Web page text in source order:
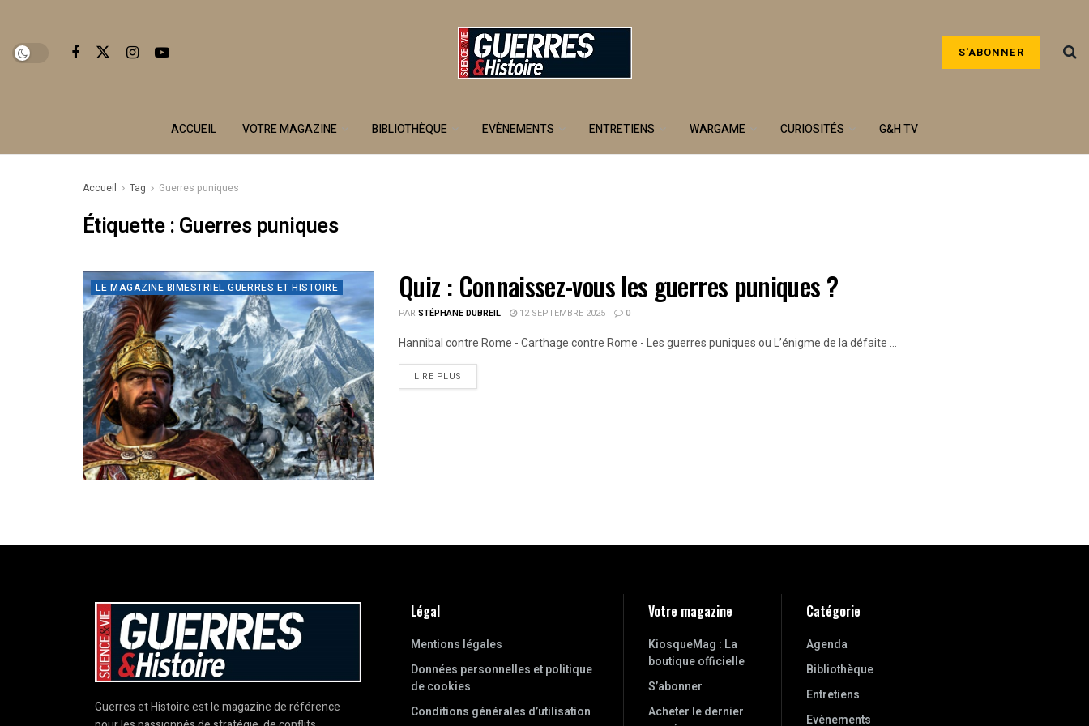
S'ABONNER
ACCUEIL VOTRE MAGAZINE BIBLIOTHÈQUE EVÈNEMENTS ENTRETIENS WARGAME CURIOSITÉS G&H TV
Accueil Tag Guerres puniques
Étiquette :Guerres puniques
LE MAGAZINE BIMESTRIEL GUERRES ET HISTOIRE Quiz : Connaissez-vous les guerres puniques ?
PAR STÉPHANE DUBREIL 12 SEPTEMBRE 2025 0
Hannibal contre Rome - Carthage contre Rome - Les guerres puniques ou L’énigme de la défaite ...
LIRE PLUS
Guerres et Histoire est le magazine de référence
Légal
Mentions légales
Données personnelles et politique
de cookies
Conditions générales d’utilisation
Votre magazine
KiosqueMag : La
boutique officielle
S’abonner
Acheter le dernier
Catégorie
Agenda
Bibliothèque
Entretiens
Evènements